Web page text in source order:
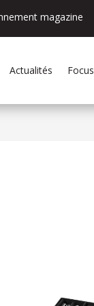
magazine
Actualités Focus